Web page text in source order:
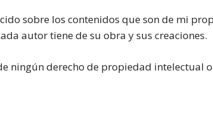
sobre los contenidos que son de mi
autor tiene de su obra y sus creaciones.
ningún derecho de propiedad intelectual